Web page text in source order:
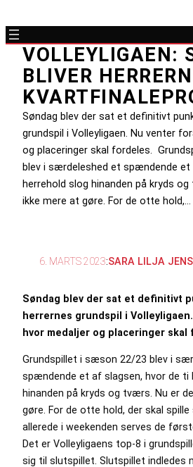
VOLLEYLIGAEN:
BLIVER
Søndag blev der sat et definitivt
grundspil i Volleyligaen. Nu venter
og placeringer skal fordeles.
blev i særdeleshed et spændende et
herrehold slog hinanden på kryds
ikke mere at gøre. For de otte hold,…
6. MARTS 2023:SARA LILJA
Søndag blev der sat et definitivt
herrernes grundspil i
hvor medaljer og placeringer skal
Grundspillet i sæson 22/23 blev i
spændende et af slagsen, hvor de ti
hinanden på kryds og tværs. Nu er
gøre. For de otte hold, der skal
allerede i weekenden serves de
Det er Volleyligaens top-8 i
sig til slutspillet. Slutspillet indledes